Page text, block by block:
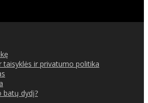
taisyklės ir privatumo politika
batų dydį?